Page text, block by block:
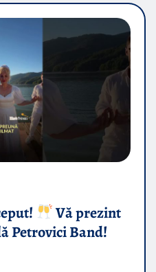
Vă prezint
Petrovici Band!